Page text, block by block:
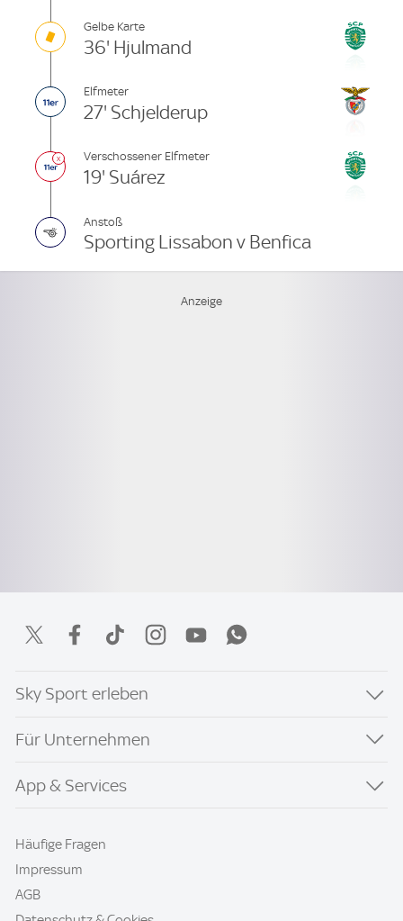
Gelbe Karte
36' Hjulmand
Elfmeter
27' Schjelderup
Verschossener Elfmeter
19' Suárez
Anstoß
Sporting Lissabon v Benfica
Sky Sport erleben
Für Unternehmen
App & Services
Häufige Fragen
Impressum
AGB